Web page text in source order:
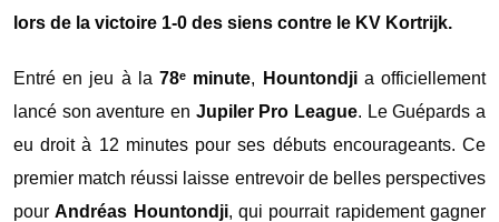
lors de la victoire 1-0 des siens contre le KV Kortrijk.
Entré en jeu à la78ᵉ minute, Hountondjia officiellement
lancé son aventure en Jupiler Pro League. Le Guépards a
eu droit à 12 minutes pour ses débuts encourageants. Ce
premier match réussi laisse entrevoir de belles perspectives
pourAndréas Hountondji, qui pourrait rapidement gagner